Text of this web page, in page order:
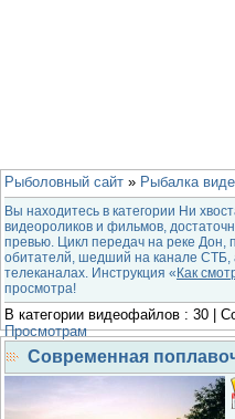
Рыболовный сайт » Рыбалка
Вы находитесь в категории Ни
видеороликов и фильмов,
превью. Цикл передач на реке
обитателй, шедший на канале СТБ,
телеканалах. Инструкция « Как
просмотра!
В категории видеофайлов : 30 |
Просмотрам
Современная